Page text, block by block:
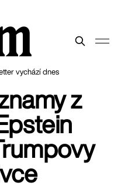
vychází dnes
z